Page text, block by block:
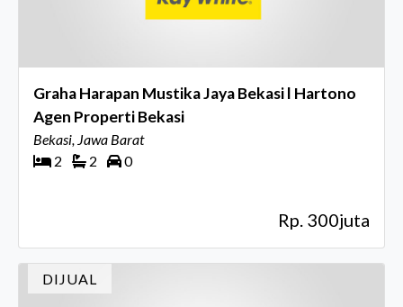
Graha Harapan Mustika Jaya Bekasi l Hartono
Agen Properti Bekasi
Bekasi, Jawa Barat
2
2 0
Rp. 300juta
DIJUAL